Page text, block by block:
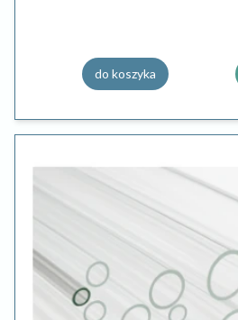
do koszyka